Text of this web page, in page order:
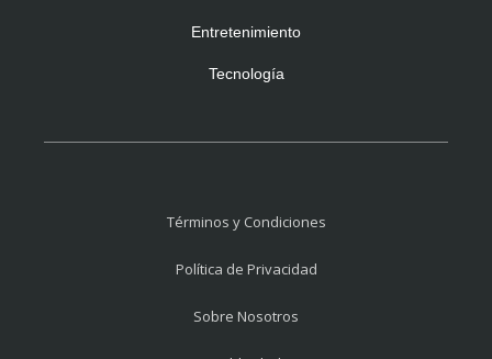
Entretenimiento
Tecnología
Términos y Condiciones
Política de Privacidad
Sobre Nosotros